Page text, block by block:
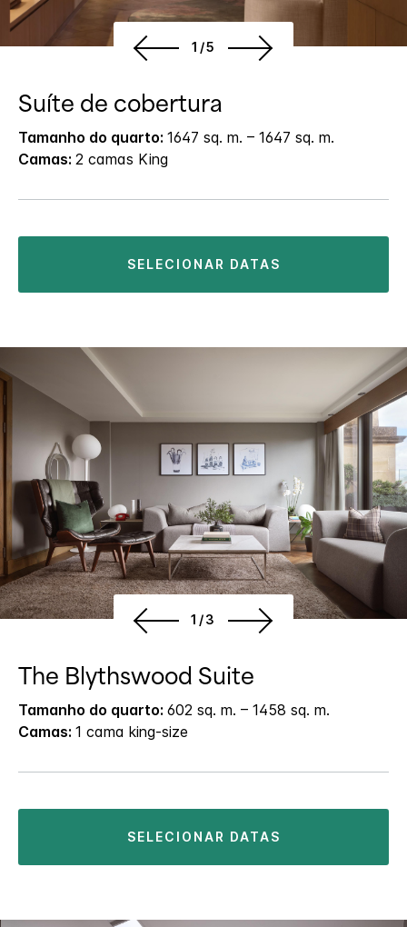
1/5
Suíte de cobertura
Tamanho do quarto: 1647 sq. m. – 1647 sq. m.
Camas: 2 camas King
SELECIONAR DATAS
1/3
The Blythswood Suite
Tamanho do quarto: 602 sq. m. – 1458 sq. m.
Camas: 1 cama king-size
SELECIONAR DATAS